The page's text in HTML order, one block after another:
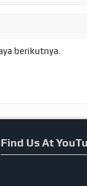
berikutnya.
Find Us At